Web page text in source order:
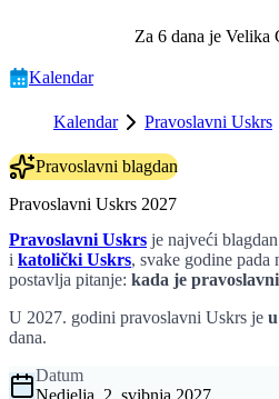
Za 6 dana je Velika
Kalendar
Kalendar Pravoslavni Uskrs
Pravoslavni blagdan
Pravoslavni Uskrs 2027
Pravoslavni Uskrs je najveći
i katolički Uskrs, svake godine pada
postavlja pitanje: kada je
U 2027. godini pravoslavni Uskrs je
dana.
Datum
Nedjelja, 2. svibnja 2027.